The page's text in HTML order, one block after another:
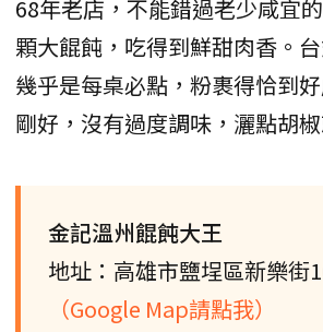
68年老店，不能錯過老少咸宜
顆大餛飩，吃得到鮮甜肉香。
幾乎是每桌必點，粉裹得恰到
剛好，沒有過度調味，灑點胡
金記溫州餛飩大王
地址：高雄市鹽埕區新樂街
（Google Map請點我）